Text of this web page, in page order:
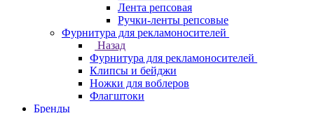
Лента репсовая
Ручки-ленты репсовые
Фурнитура для рекламоносителей
Назад
Фурнитура для рекламоносителей
Клипсы и бeйджи
Ножки для воблеров
Флагштоки
Бренды